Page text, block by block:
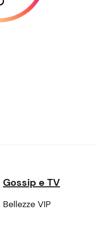
Gossip e TV
Bellezze VIP